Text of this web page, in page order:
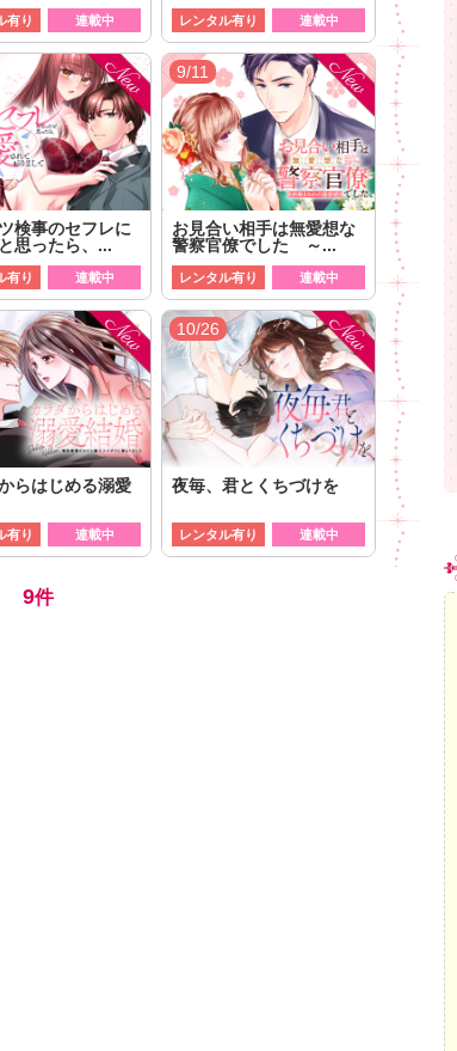
有り 連載中 レンタル有り 連載中
検事のセフレに
思ったら、...
有り 連載中
9/11
お見合い相手は無愛想な
警察官僚でした ～...
レンタル有り 連載中
らはじめる溺愛
有り 連載中
10/26
夜毎、君とくちづけを
レンタル有り 連載中
9件